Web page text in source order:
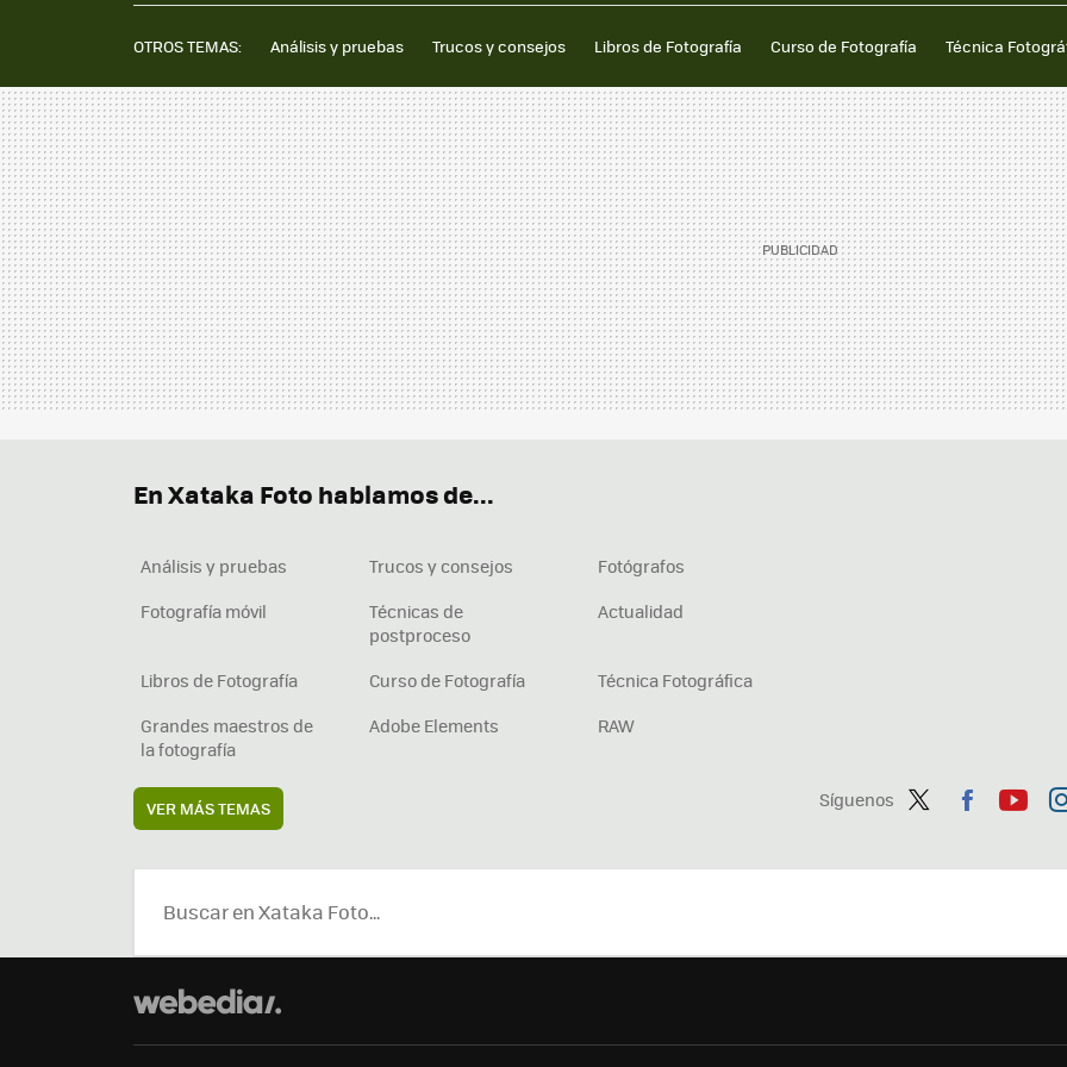
OTROS TEMAS: Análisis y pruebas Trucos y consejos Libros de Fotografía Curso de Fotografía Técnica
Síguenos
ter
ebo tub
En Xataka Foto hablamos de...
Análisis y pruebas Trucos y consejos
Fotógrafos
Fotografía móvil
Técnicas de
postproceso
Actualidad
Libros de Fotografía Curso de Fotografía
Técnica Fotográfica
Grandes maestros de
la fotografía
Adobe Elements RAW
VER MÁS TEMAS